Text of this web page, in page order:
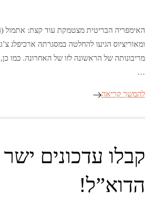
האימפריה הבריטית מצטמקת עוד קצת: אתמול
ומאוריציוס הגיעו להחלטה במסגרתה ארכיפלג
מריבונותה של הראשונה לזו של האחרונה. כמו
…
להמשך קריאה
קבלו עדכונים
הדוא”ל!